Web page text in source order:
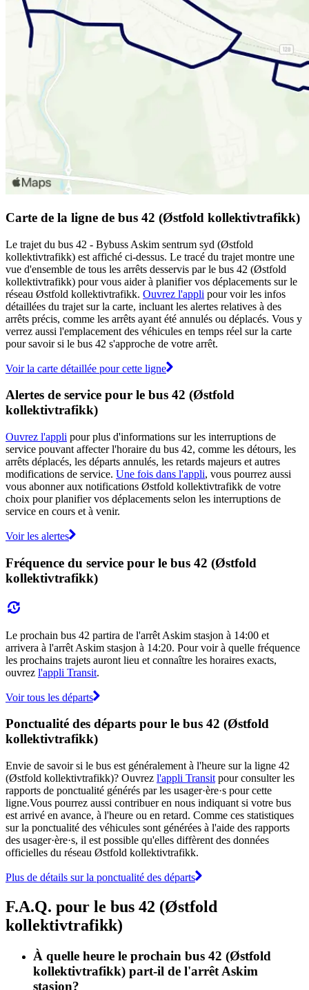
Carte de la ligne de bus 42 (Østfold kollektivtrafikk)
Le trajet du bus 42 - Bybuss Askim sentrum syd (Østfold
kollektivtrafikk) est affiché ci-dessus. Le tracé du trajet montre une
vue d'ensemble de tous les arrêts desservis par le bus 42 (Østfold
kollektivtrafikk) pour vous aider à planifier vos déplacements sur le
réseau Østfold kollektivtrafikk. Ouvrez l'appli pour voir les infos
détaillées du trajet sur la carte, incluant les alertes relatives à des
arrêts précis, comme les arrêts ayant été annulés ou déplacés. Vous y
verrez aussi l'emplacement des véhicules en temps réel sur la carte
pour savoir si le bus 42 s'approche de votre arrêt.
Voir la carte détaillée pour cette ligne
Alertes de service pour le bus 42 (Østfold
kollektivtrafikk)
Ouvrez l'appli pour plus d'informations sur les interruptions de
service pouvant affecter l'horaire du bus 42, comme les détours, les
arrêts déplacés, les départs annulés, les retards majeurs et autres
modifications de service. Une fois dans l'appli, vous pourrez aussi
vous abonner aux notifications Østfold kollektivtrafikk de votre
choix pour planifier vos déplacements selon les interruptions de
service en cours et à venir.
Voir les alertes
Fréquence du service pour le bus 42 (Østfold
kollektivtrafikk)
Le prochain bus 42 partira de l'arrêt Askim stasjon à 14:00 et
arrivera à l'arrêt Askim stasjon à 14:20. Pour voir à quelle fréquence
les prochains trajets auront lieu et connaître les horaires exacts,
ouvrez l'appli Transit.
Voir tous les départs
Ponctualité des départs pour le bus 42 (Østfold
kollektivtrafikk)
Envie de savoir si le bus est généralement à l'heure sur la ligne 42
(Østfold kollektivtrafikk)? Ouvrez l'appli Transit pour consulter les
rapports de ponctualité générés par les usager·ère·s pour cette
ligne.Vous pourrez aussi contribuer en nous indiquant si votre bus
est arrivé en avance, à l'heure ou en retard. Comme ces statistiques
sur la ponctualité des véhicules sont générées à l'aide des rapports
des usager·ère·s, il est possible qu'elles diffèrent des données
officielles du réseau Østfold kollektivtrafikk.
Plus de détails sur la ponctualité des départs
F.A.Q. pour le bus 42 (Østfold
kollektivtrafikk)
À quelle heure le prochain bus 42 (Østfold
kollektivtrafikk) part-il de l'arrêt Askim
stasjon?